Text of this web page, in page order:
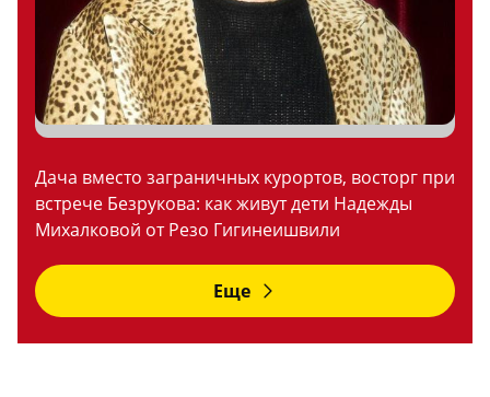
Дача вместо заграничных курортов, восторг при
встрече Безрукова: как живут дети Надежды
Михалковой от Резо Гигинеишвили
Еще